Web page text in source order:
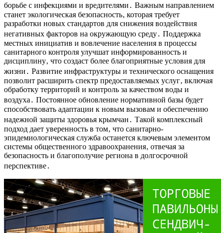
борьбе с инфекциями и вредителями․ Важным направлением
станет экологическая безопасность‚ которая требует
разработки новых стандартов для снижения воздействия
негативных факторов на окружающую среду․ Поддержка
местных инициатив и вовлечение населения в процессы
санитарного контроля улучшат информированность и
дисциплину‚ что создаст более благоприятные условия для
жизни․ Развитие инфраструктуры и технического оснащения
позволит расширить спектр предоставляемых услуг‚ включая
обработку территорий и контроль за качеством воды и
воздуха․ Постоянное обновление нормативной базы будет
способствовать адаптации к новым вызовам и обеспечению
надежной защиты здоровья крымчан․ Такой комплексный
подход дает уверенность в том‚ что санитарно-
эпидемиологическая служба останется ключевым элементом
системы общественного здравоохранения‚ отвечая за
безопасность и благополучие региона в долгосрочной
перспективе․